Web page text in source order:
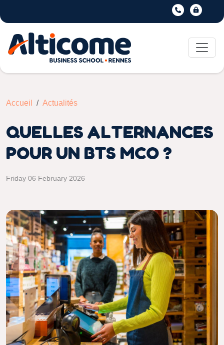
Accueil Actualités
QUELLES ALTERNANCES
POUR UN BTS MCO ?
Friday 06 February 2026